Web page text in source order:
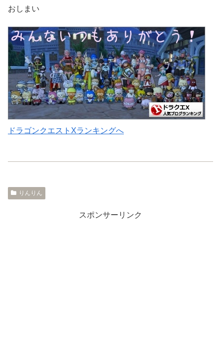
おしまい
ドラゴンクエストXランキングへ
りんりん
スポンサーリンク